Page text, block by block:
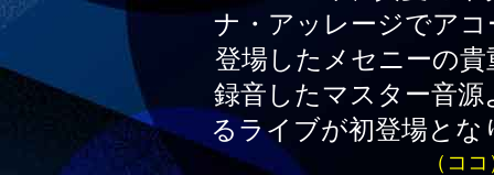
ナ・アッレージでア
登場したメセニーの
録音したマスター音
るライブが初登場とな
（コ